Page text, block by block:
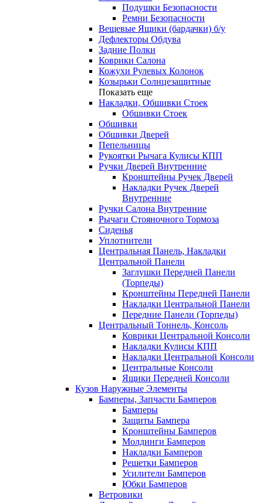
Подушки Безопасности
Ремни Безопасности
Вещевые Ящики (бардачки) б/у
Дефлекторы Обдува
Задние Полки
Коврики Салона
Кожухи Рулевых Колонок
Козырьки Солнцезащитные
Показать еще
Накладки, Обшивки Стоек
Обшивки Стоек
Обшивки
Обшивки Дверей
Пепельницы
Рукоятки Рычага Кулисы КПП
Ручки Дверей Внутренние
Кронштейны Ручек Дверей
Накладки Ручек Дверей
Внутренние
Ручки Салона Внутренние
Рычаги Стояночного Тормоза
Сиденья
Уплотнители
Центральная Панель, Накладки
Центральной Панели
Заглушки Передней Панели
(Торпеды)
Кронштейны Передней Панели
Накладки Центральной Панели
Передние Панели (Торпеды)
Центральный Тоннель, Консоль
Коврики Центральной Консоли
Накладки Кулисы КПП
Накладки Центральной Консоли
Центральные Консоли
Ящики Передней Консоли
Кузов Наружные Элементы
Бамперы, Запчасти Бамперов
Бамперы
Защиты Бампера
Кронштейны Бамперов
Молдинги Бамперов
Накладки Бамперов
Решетки Бамперов
Усилители Бамперов
Юбки Бамперов
Ветровики